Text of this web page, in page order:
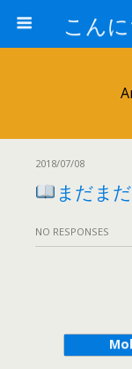
2018/07/08
まだまだ
NO RESPONSES